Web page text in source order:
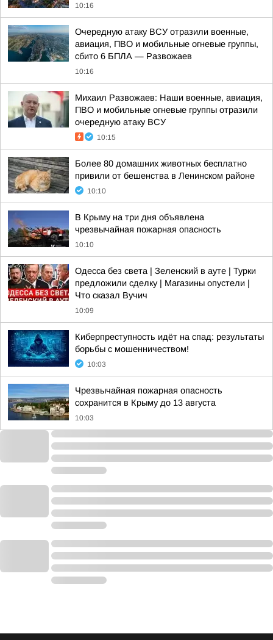
10:16
Очередную атаку ВСУ отразили военные,
авиация, ПВО и мобильные огневые группы,
сбито 6 БПЛА — Развожаев
10:16
Михаил Развожаев: Наши военные, авиация,
ПВО и мобильные огневые группы отразили
очередную атаку ВСУ
10:15
Более 80 домашних животных бесплатно
привили от бешенства в Ленинском районе
10:10
В Крыму на три дня объявлена
чрезвычайная пожарная опасность
10:10
Одесса без света | Зеленский в ауте | Турки
предложили сделку | Магазины опустели |
Что сказал Вучич
10:09
Киберпреступность идёт на спад: результаты
борьбы с мошенничеством!
10:03
Чрезвычайная пожарная опасность
сохранится в Крыму до 13 августа
10:03